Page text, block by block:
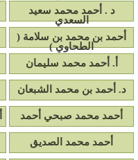
د . أحمد محمد سعيد
السعدي
أحمد بن محمد بن سلامة (
الطحاوي )
أ. أحمد محمد سليمان
د. أحمد بن محمد الشبعان
أحمد محمد صبحي أحمد
أحمد محمد الصديق